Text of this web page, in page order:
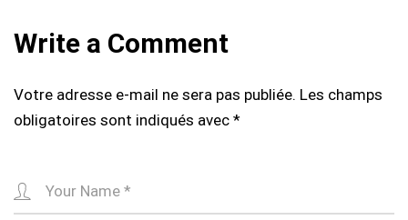
Write a Comment
Votre adresse e-mail ne sera pas publiée. Les champs
obligatoires sont indiqués avec *